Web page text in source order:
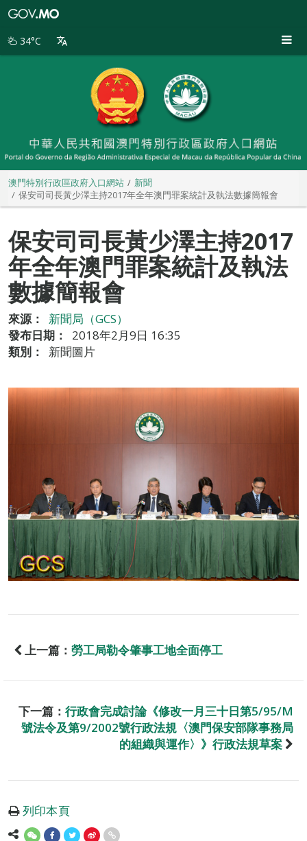
別
34°C
澳門特別行政區政府入口網站
新聞
保安司司長黃少澤主持2017年全年澳門罪案統計及執法數據簡報會
保安司司長黃少澤主持2017
年全年澳門罪案統計及執法
數據簡報會
來源：
新聞局（GCS）
發布日期：
2018年2月9日 16:35
類別：
新聞圖片
上一篇： 勞工局勒令肇事工地全面停工
下一篇： 行政會完成討論《修改一月三十日第5/95/M
號法令及第9/2002號行政法規〈澳門保安部隊事務局
的組織與運作〉》行政法規草案
列印本頁